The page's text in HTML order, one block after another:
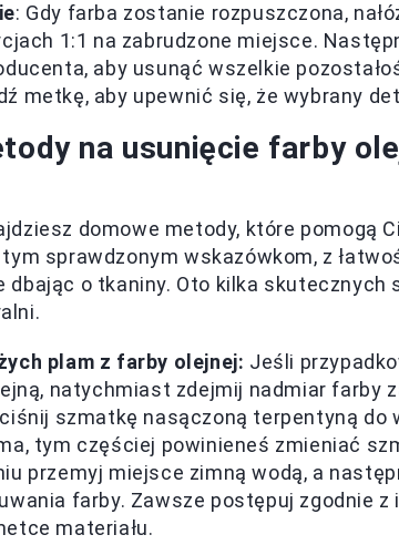
: Gdy farba zostanie rozpuszczona,
1:1 na zabrudzone miejsce.
aby usunąć wszelkie
metkę, aby upewnić się, że wybrany
na usunięcie farby
domowe metody, które pomogą
tym sprawdzonym wskazówkom, z
dbając o tkaniny. Oto kilka
plam z farby olejnej: Jeśli
natychmiast zdejmij nadmiar farby
szmatkę nasączoną terpentyną do
tym częściej powinieneś zmieniać
przemyj miejsce zimną wodą, a
farby. Zawsze postępuj zgodnie
materiału.